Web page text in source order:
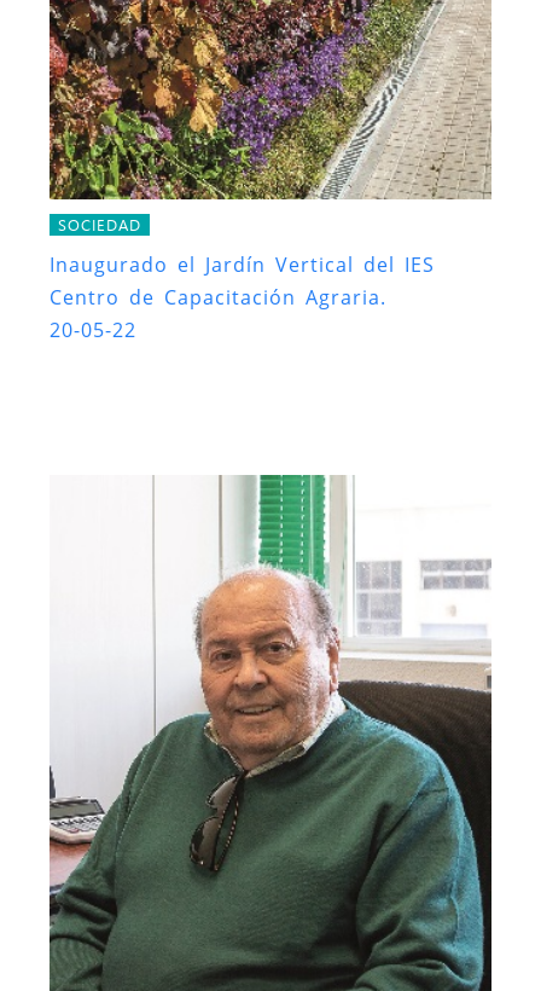
SOCIEDAD
Inaugurado el Jardín Vertical del IES
Centro de Capacitación Agraria.
20-05-22